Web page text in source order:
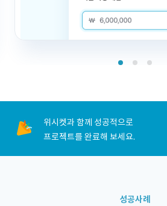
위시켓과 함께 성공적으로
프로젝트를 완료해 보세요.
성공사례